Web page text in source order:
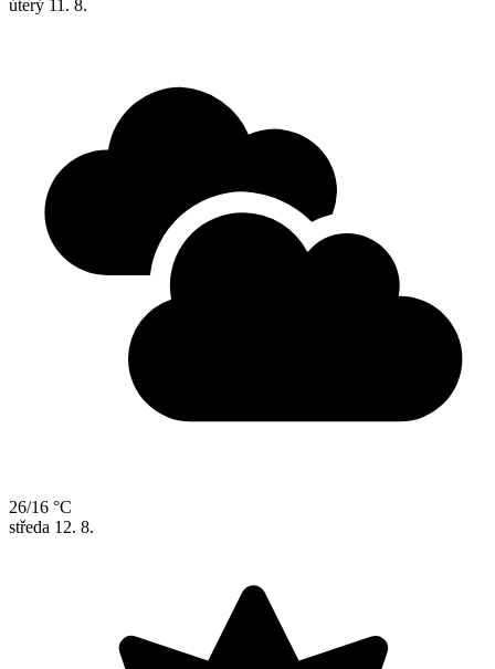
úterý 11. 8.
26/16 °C
středa 12. 8.